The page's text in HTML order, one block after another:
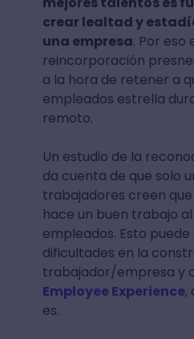
crear lealtad y
una empresa. Por eso
reincorporación
a la hora de retener a
empleados estrella
remoto.
Un estudio de la
da cuenta de que solo
trabajadores creen
hace un buen trabajo
empleados. Esto
dificultades en la
trabajador/empresa y
Employee Experience,
es.